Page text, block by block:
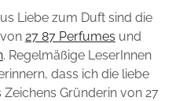
Liebe zum Duft sind die
27 87 Perfumes und
. Regelmäßige LeserInnen
dass ich die liebe
Gründerin von 27